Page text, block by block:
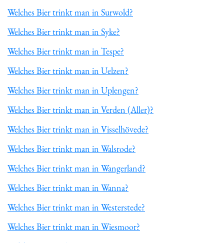
Welches Bier trinkt man in Surwold?
Welches Bier trinkt man in Syke?
Welches Bier trinkt man in Tespe?
Welches Bier trinkt man in Uelzen?
Welches Bier trinkt man in Uplengen?
Welches Bier trinkt man in Verden (Aller)?
Welches Bier trinkt man in Visselhövede?
Welches Bier trinkt man in Walsrode?
Welches Bier trinkt man in Wangerland?
Welches Bier trinkt man in Wanna?
Welches Bier trinkt man in Westerstede?
Welches Bier trinkt man in Wiesmoor?